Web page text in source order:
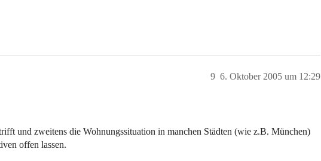
6. Oktober 2005 um 12:29
9
und zweitens die Wohnungssituation in manchen Städten (wie z.B. München)
offen lassen.